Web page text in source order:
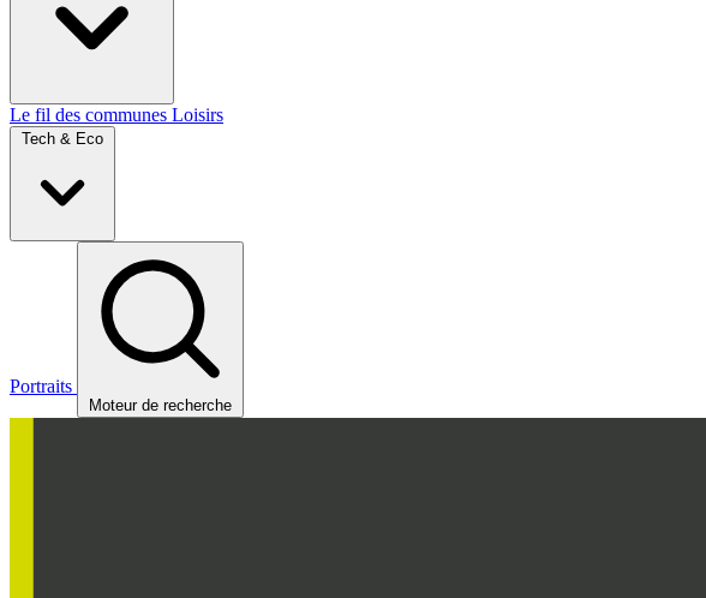
Le fil des communes Loisirs
Tech & Eco
Portraits
Moteur de recherche